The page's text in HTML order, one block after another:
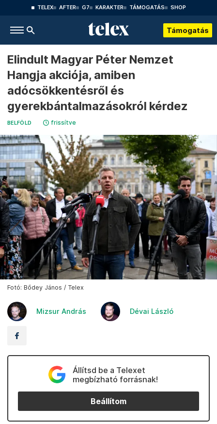
TELEX AFTER G7 KARAKTER TÁMOGATÁS SHOP
Támogatás
Elindult Magyar Péter Nemzet
Hangja akciója, amiben
adócsökkentésről és
gyerekbántalmazásokról kérdez
BELFÖLD frissítve
Fotó: Bődey János / Telex
Mizsur András Dévai László
Állítsd be a Telexet
megbízható forrásnak!
Beállítom